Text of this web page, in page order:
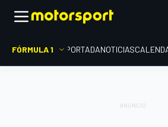
FÓRMULA 1 PORTADANOTICIAS